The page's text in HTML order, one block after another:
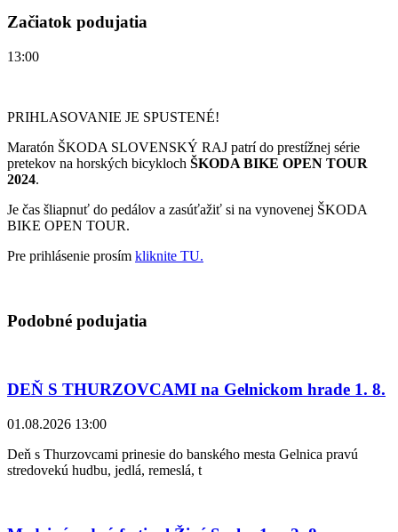
Začiatok podujatia
13:00
PRIHLASOVANIE JE SPUSTENÉ!
Maratón ŠKODA SLOVENSKÝ RAJ patrí do prestížnej série
pretekov na horských bicykloch ŠKODA BIKE OPEN TOUR
2024.
Je čas šliapnuť do pedálov a zasúťažiť si na vynovenej ŠKODA
BIKE OPEN TOUR.
Pre prihlásenie prosím kliknite TU.
Podobné podujatia
DEŇ S THURZOVCAMI na Gelnickom hrade 1. 8.
01.08.2026 13:00
Deň s Thurzovcami prinesie do banského mesta Gelnica pravú
stredovekú hudbu, jedlá, remeslá, t